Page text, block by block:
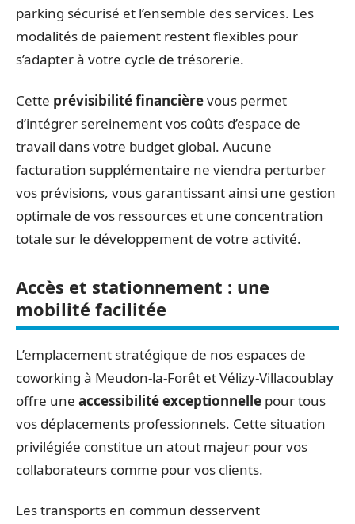
parking sécurisé et l’ensemble des services. Les
modalités de paiement restent flexibles pour
s’adapter à votre cycle de trésorerie.
Cette prévisibilité financièrevous permet
d’intégrer sereinement vos coûts d’espace de
travail dans votre budget global. Aucune
facturation supplémentaire ne viendra perturber
vos prévisions, vous garantissant ainsi une gestion
optimale de vos ressources et une concentration
totale sur le développement de votre activité.
Accès et stationnement : une
mobilité facilitée
L’emplacement stratégique de nos espaces de
coworking à Meudon-la-Forêt et Vélizy-Villacoublay
offre une accessibilité exceptionnelle pour tous
vos déplacements professionnels. Cette situation
privilégiée constitue un atout majeur pour vos
collaborateurs comme pour vos clients.
Les transports en commun desservent